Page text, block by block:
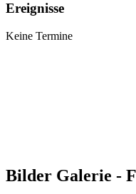
Ereignisse
Keine Termine
Bilder Galerie -